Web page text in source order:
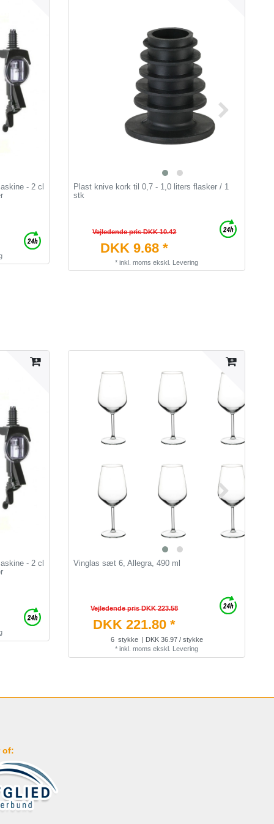
- 2 cl
Plast knive kork til 0,7 - 1,0 liters flasker / 1
stk
Vejledende pris DKK 10.42
DKK 9.68 *
* inkl. moms ekskl. Levering
- 2 cl
Vinglas sæt 6, Allegra, 490 ml
Vejledende pris DKK 223.58
DKK 221.80 *
6 stykke
| DKK 36.97 / stykke
* inkl. moms ekskl. Levering
of: